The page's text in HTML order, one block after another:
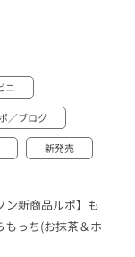
ニ
／ブログ
新発売
ン新商品ルポ】も
っち(お抹茶＆ホ